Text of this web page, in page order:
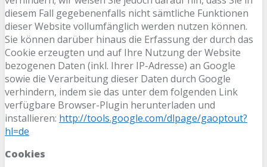
diesem Fall gegebenenfalls nicht sämtliche Funktionen
dieser Website vollumfänglich werden nutzen können.
Sie können darüber hinaus die Erfassung der durch das
Cookie erzeugten und auf Ihre Nutzung der Website
bezogenen Daten (inkl. Ihrer IP-Adresse) an Google
sowie die Verarbeitung dieser Daten durch Google
verhindern, indem sie das unter dem folgenden Link
verfügbare Browser-Plugin herunterladen und
installieren: http://tools.google.com/dlpage/gaoptout?
hl=de
Cookies